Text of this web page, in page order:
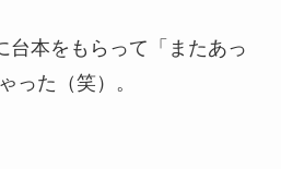
台本をもらって「またあっ
った（笑）。